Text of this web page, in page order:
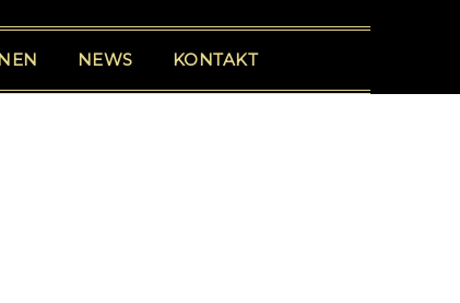
NEWS KONTAKT